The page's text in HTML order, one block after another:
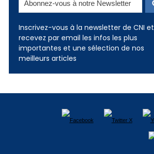
Inscrivez-vous à la newsletter de CNI et
recevez par email les infos les plus
importantes et une sélection de nos
meilleurs articles